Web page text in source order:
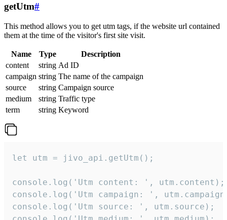
getUtm#
This method allows you to get utm tags, if the website url contained
them at the time of the visitor's first site visit.
Name Type
Description
content
string Ad ID
campaign string The name of the campaign
source
string Campaign source
medium
string Traffic type
term
string Keyword
let utm = jivo_api.getUtm();
console.log('Utm content: ', utm.content);
console.log('Utm campaign: ',
console.log('Utm source: ', utm.source);